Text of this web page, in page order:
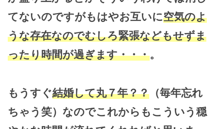
てないのですがもはやお互いに空気のよ
うな存在なのでむしろ緊張などもせずま
ったり時間が過ぎます・・・。
もうすぐ結婚して丸７年？？ （毎年忘れ
ちゃう笑）なのでこれからもこういう穏